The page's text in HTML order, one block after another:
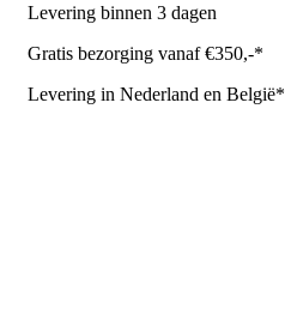
Levering binnen 3 dagen
Gratis bezorging vanaf €350,-*
Levering in Nederland en België*